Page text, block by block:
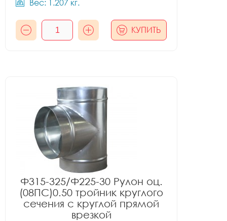
Вес: 1.207 кг.
КУПИТЬ
Ф315-325/Ф225-30 Рулон оц.
(08ПС)0.50 тройник круглого
сечения с круглой прямой
врезкой